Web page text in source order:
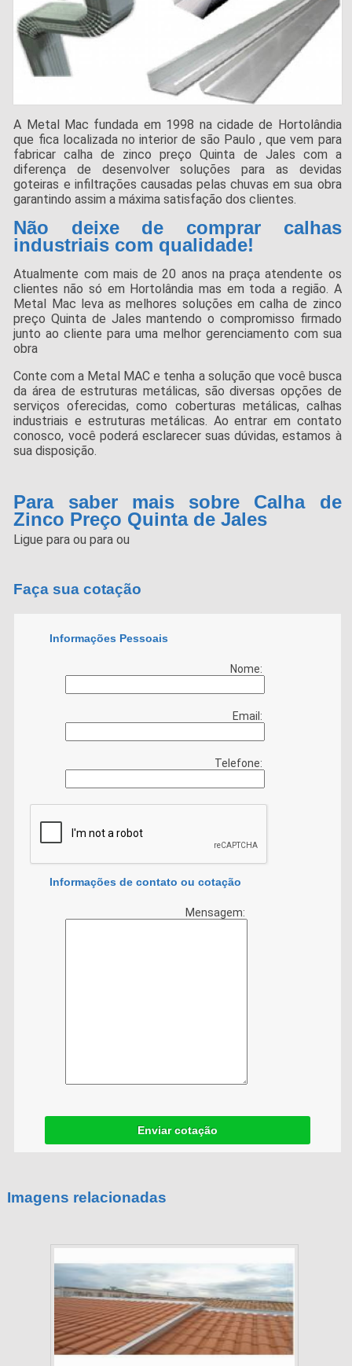
A Metal Mac fundada em 1998 na cidade de Hortolândia
que fica localizada no interior de são Paulo , que vem para
fabricar calha de zinco preço Quinta de Jales com a
diferença de desenvolver soluções para as devidas
goteiras e infiltrações causadas pelas chuvas em sua obra
garantindo assim a máxima satisfação dos clientes.
Não deixe de comprar calhas
industriais com qualidade!
Atualmente com mais de 20 anos na praça atendente os
clientes não só em Hortolândia mas em toda a região. A
Metal Mac leva as melhores soluções em calha de zinco
preço Quinta de Jales mantendo o compromisso firmado
junto ao cliente para uma melhor gerenciamento com sua
obra
Conte com a Metal MAC e tenha a solução que você busca
da área de estruturas metálicas, são diversas opções de
serviços oferecidas, como coberturas metálicas, calhas
industriais e estruturas metálicas. Ao entrar em contato
conosco, você poderá esclarecer suas dúvidas, estamos à
sua disposição.
Para saber mais sobre Calha de
Zinco Preço Quinta de Jales
Ligue paraou paraou
Faça sua cotação
Informações Pessoais
Nome:
Email:
Telefone:
Informações de contato ou cotação
Mensagem:
Enviar cotação
Imagens relacionadas